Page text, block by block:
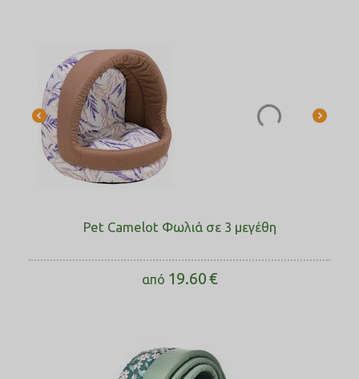
Pet Camelot Φωλιά σε 3 μεγέθη
από 19.60€